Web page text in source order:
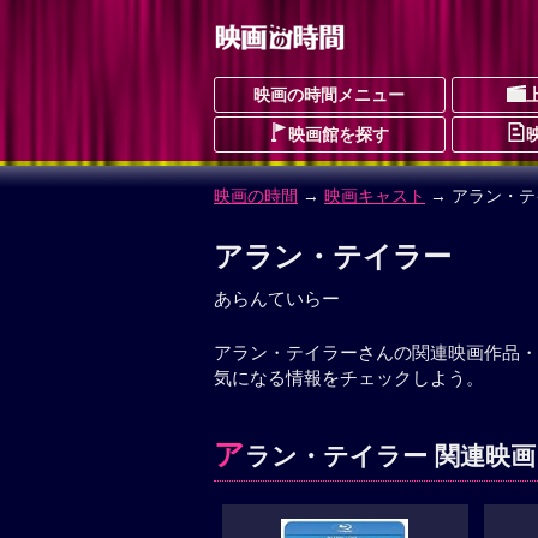
映画の時間メニュー
映画館を探す
映画の時間 → 映画キャスト → アラン・テ
アラン・テイラー
あらんていらー
アラン・テイラーさんの関連映画作品
気になる情報をチェックしよう。
アラン・テイラー 関連映